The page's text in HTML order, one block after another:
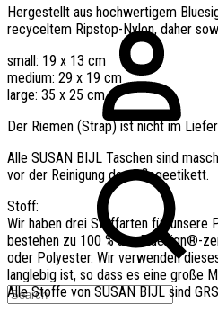
Hergestellt aus hochwertigem
recyceltem Ripstop-Nylon, daher
small: 19 x 13 cm
medium: 29 x 19 cm
large: 35 x 25 cm
Der Riemen (Strap) ist nicht im
Alle SUSAN BIJL Taschen sind
vor der Reinigung das Pflegeetikett.
Stoff:
Wir haben drei Stoffarten für unsere
bestehen zu 100 % aus Bluesign®-
oder Polyester. Wir verwenden
langlebig ist, so dass es eine große
Alle Stoffe von SUSAN BIJL sind